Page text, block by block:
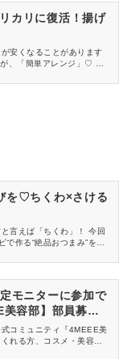
カリに復活！揚げ
安くなることがあります
、「簡単アレンジ」♡ ち
介します。 早速、その全
を♡ちくわ×さける
言えば「ちくわ」！ 今回
作る“絶品おつまみ”をご
モニターに参加で
美容部】部員募集
コミュニティ『4MEEE美
れる方、コスメ・美容情報